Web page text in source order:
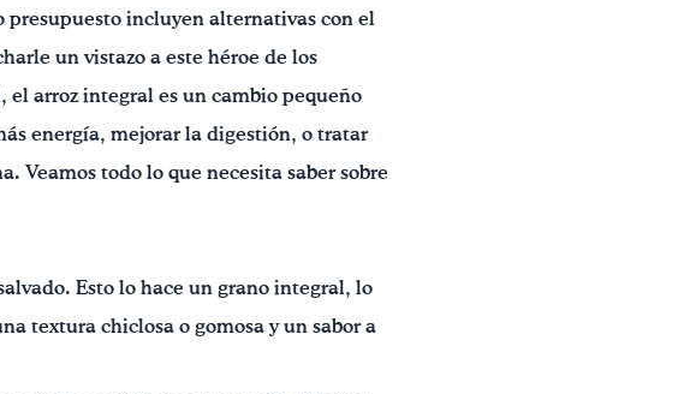
presupuesto incluyen alternativas con el
un vistazo a este héroe de los
el arroz integral es un cambio pequeño
energía, mejorar la digestión, o tratar
Veamos todo lo que necesita saber sobre
Esto lo hace un grano integral, lo
textura chiclosa o gomosa y un sabor a